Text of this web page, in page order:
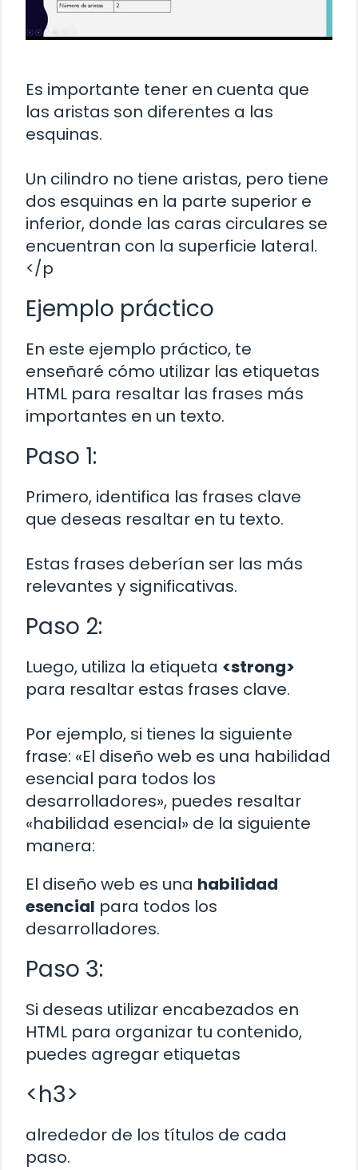
Es importante tener en cuenta que
las aristas son diferentes a las
esquinas.
Un cilindro no tiene aristas, pero tiene
dos esquinas en la parte superior e
inferior, donde las caras circulares se
encuentran con la superficie lateral.
</p
Ejemplo práctico
En este ejemplo práctico, te
enseñaré cómo utilizar las etiquetas
HTML para resaltar las frases más
importantes en un texto.
Paso 1:
Primero, identifica las frases clave
que deseas resaltar en tu texto.
Estas frases deberían ser las más
relevantes y significativas.
Paso 2:
Luego, utiliza la etiqueta <strong>
para resaltar estas frases clave.
Por ejemplo, si tienes la siguiente
frase: «El diseño web es una habilidad
esencial para todos los
desarrolladores», puedes resaltar
«habilidad esencial» de la siguiente
manera:
El diseño web es una habilidad
esencial para todos los
desarrolladores.
Paso 3:
Si deseas utilizar encabezados en
HTML para organizar tu contenido,
puedes agregar etiquetas
<h3>
alrededor de los títulos de cada
paso.